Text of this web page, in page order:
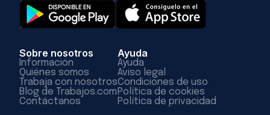
Sobre nosotros
Información
Quiénes somos
Trabaja con nosotros
Blog de Trabajos.com
Contáctanos
Ayuda
Ayuda
Aviso legal
Condiciones de uso
Política de cookies
Política de privacidad